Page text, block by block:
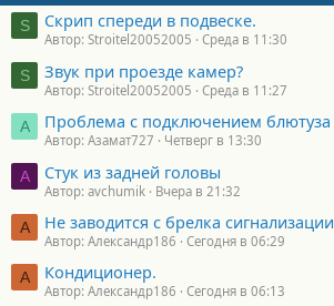
S Скрип спереди в подвеске.
Автор: Stroitel20052005 Среда в 11:30
S Звук при проезде камер?
Автор: Stroitel20052005 Среда в 11:27
А Проблема с подключением блютуза
Автор: Азамат727 Четверг в 13:30
A Стук из задней головы
Автор: avchumik Вчера в 21:32
А Не заводится с брелка сигнализации
Автор: Александр186 Сегодня в 06:29
А Кондиционер.
Автор: Александр186 Сегодня в 06:13